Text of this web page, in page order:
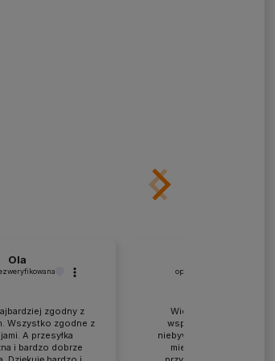
Ola
zgodny z
Wszystko zgodne z
A przesyłka
i bardzo dobrze
opinia niezweryfikowana
Wielkie podziękowania
współpracę i doradztwo
niebywałą skalę. Nie ma
miejsca w Polsce...